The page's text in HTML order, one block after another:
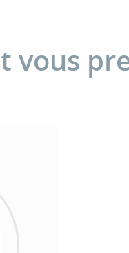
vous